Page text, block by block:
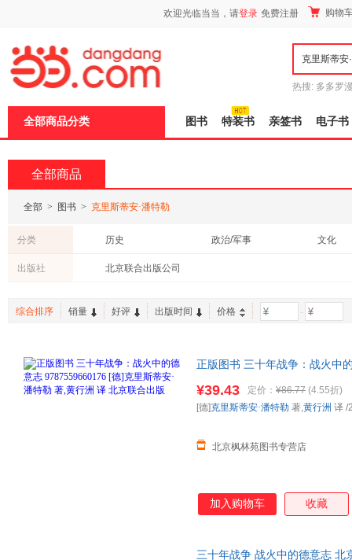
欢迎光临当当，请登录 免费注册 购物
热搜: 多多罗
全部商品分类 图书 特装书 亲签书 电子书
全部商品
全部 > 图书 > 克里斯蒂安·潘特勒
分类 历史 政治/军事 文化
出版社 北京联合出版公司
综合排序 销量 好评 出版时间 价格 -
正版图书 三十年战争：战火中
商品图片仅供参考，以实物为
¥39.43 定价： ¥86.77 (4.55折)
北京枫林苑图书专营店
[德]克里斯蒂安·潘特勒 著,黄行洲 译 /
加入购物车 收藏
三十年战争 战火中的德意志 北
页
加